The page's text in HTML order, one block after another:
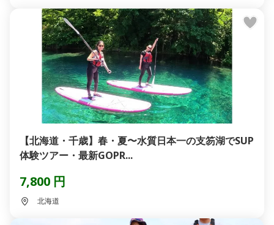
【北海道・千歳】春・夏〜水質日本一の支笏湖でSUP
体験ツアー・最新GOPR...
7,800 円
北海道